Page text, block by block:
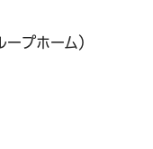
プホーム）